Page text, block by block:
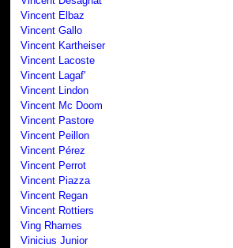
Vincent Elbaz
Vincent Gallo
Vincent Kartheiser
Vincent Lacoste
Vincent Lagaf'
Vincent Lindon
Vincent Mc Doom
Vincent Pastore
Vincent Peillon
Vincent Pérez
Vincent Perrot
Vincent Piazza
Vincent Regan
Vincent Rottiers
Ving Rhames
Vinicius Junior